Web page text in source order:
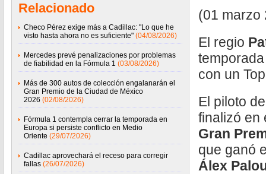
Relacionado
Checo Pérez exige más a Cadillac: "Lo que he
visto hasta ahora no es suficiente" (04/08/2026)
Mercedes prevé penalizaciones por problemas
de fiabilidad en la Fórmula 1 (03/08/2026)
Más de 300 autos de colección engalanarán el
Gran Premio de la Ciudad de México
2026 (02/08/2026)
Fórmula 1 contempla cerrar la temporada en
Europa si persiste conflicto en Medio
Oriente (29/07/2026)
Cadillac aprovechará el receso para corregir
fallas (26/07/2026)
(01 marzo
El regio
con un
El piloto
finalizó en
Gran
que ganó
Álex